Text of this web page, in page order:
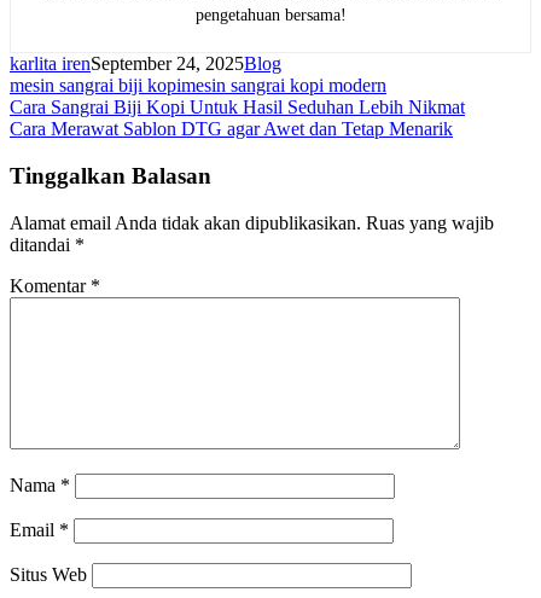
pengetahuan bersama!
karlita irenSeptember 24, 2025Blog
mesin sangrai biji kopimesin sangrai kopi modern
Navigasi
pos
Cara Sangrai Biji Kopi Untuk Hasil Seduhan Lebih Nikmat
Cara Merawat Sablon DTG agar Awet dan Tetap Menarik
Tinggalkan Balasan
Alamat email Anda tidak akan dipublikasikan. Ruas yang wajib
ditandai *
Komentar *
Nama *
Email *
Situs Web